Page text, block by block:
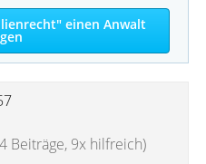
einen Anwalt
Beiträge, 9x hilfreich)